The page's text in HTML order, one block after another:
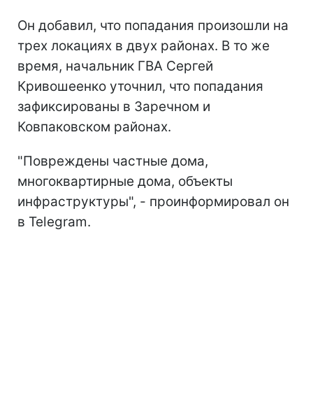
Он добавил, что попадания произошли на
трех локациях в двух районах. В то же
время, начальник ГВА Сергей
Кривошеенко уточнил, что попадания
зафиксированы в Заречном и
Ковпаковском районах.
"Повреждены частные дома,
многоквартирные дома, объекты
инфраструктуры", - проинформировал он
в Telegram.